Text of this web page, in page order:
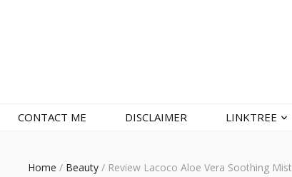
CONTACT ME DISCLAIMER LINKTREE
Home / Beauty / Review Lacoco Aloe Vera Soothing Mist